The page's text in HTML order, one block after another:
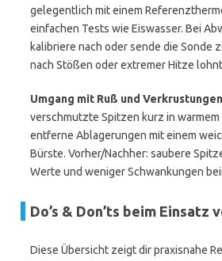
gelegentlich mit einem
einfachen Tests wie Eiswasser. Bei
kalibriere nach oder sende die Sonde
nach Stößen oder extremer Hitze
Umgang mit Ruß und
verschmutzte Spitzen kurz in warmem
entferne Ablagerungen mit einem
Bürste. Vorher/Nachher: saubere
Werte und weniger Schwankungen
Do’s & Don’ts beim Einsatz
Diese Übersicht zeigt dir praxisnahe